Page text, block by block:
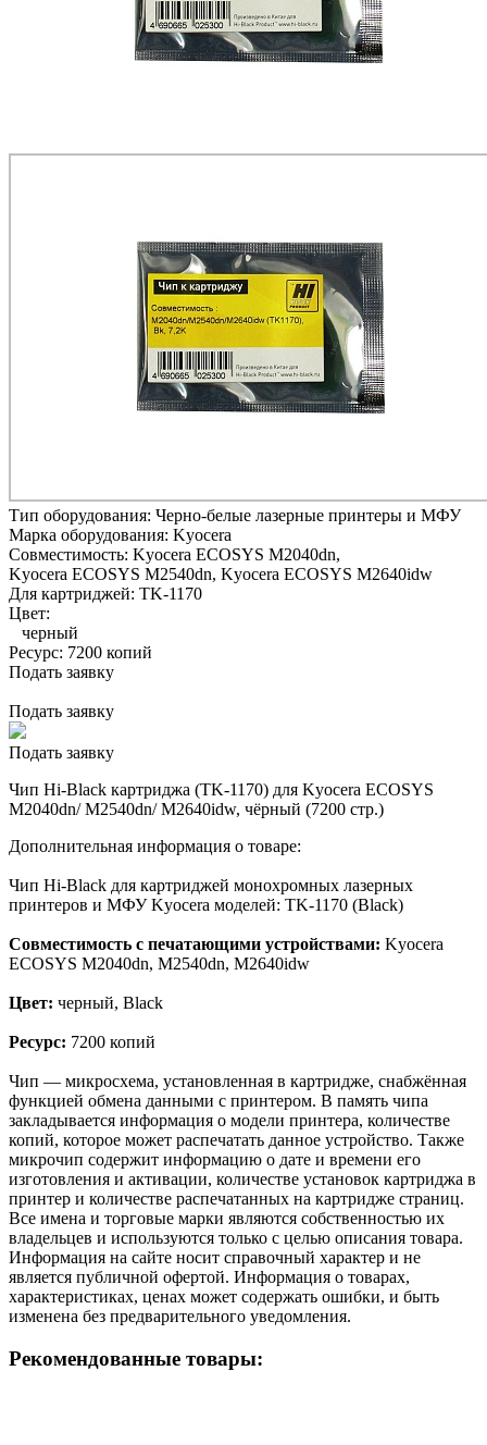
Тип оборудования: Черно-белые лазерные принтеры и МФУ
Марка оборудования: Kyocera
Совместимость: Kyocera ECOSYS M2040dn,
Kyocera ECOSYS M2540dn, Kyocera ECOSYS M2640idw
Для картриджей: TK-1170
Цвет:
черный
Ресурс: 7200 копий
Подать заявку
Подать заявку
Подать заявку
Чип Hi-Black картриджа (TK-1170) для Kyocera ECOSYS
M2040dn/ M2540dn/ M2640idw, чёрный (7200 стр.)
Дополнительная информация о товаре:
Чип Hi-Black для картриджей монохромных лазерных
принтеров и МФУ Kyocera моделей: TK-1170 (Black)
Совместимость с печатающими устройствами: Kyocera
ECOSYS M2040dn, M2540dn, M2640idw
Цвет: черный, Black
Ресурс: 7200 копий
Чип — микросхема, установленная в картридже, снабжённая
функцией обмена данными с принтером. В память чипа
закладывается информация о модели принтера, количестве
копий, которое может распечатать данное устройство. Также
микрочип содержит информацию о дате и времени его
изготовления и активации, количестве установок картриджа в
принтер и количестве распечатанных на картридже страниц.
Все имена и торговые марки являются собственностью их
владельцев и используются только с целью описания товара.
Информация на сайте носит справочный характер и не
является публичной офертой. Информация о товарах,
характеристиках, ценах может содержать ошибки, и быть
изменена без предварительного уведомления.
Рекомендованные товары: